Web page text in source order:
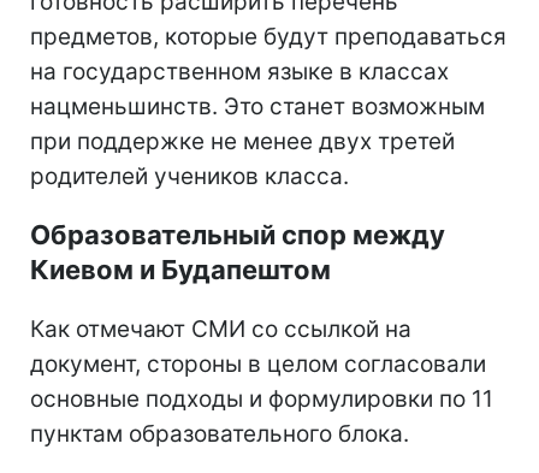
предметов, которые будут преподаваться
на государственном языке в классах
нацменьшинств. Это станет возможным
при поддержке не менее двух третей
родителей учеников класса.
Образовательный спор между
Киевом и Будапештом
Как отмечают СМИ со ссылкой на
документ, стороны в целом согласовали
основные подходы и формулировки по 11
пунктам образовательного блока.